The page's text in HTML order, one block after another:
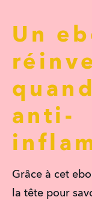
Un
anti-
Grâce à cet
la tête pour